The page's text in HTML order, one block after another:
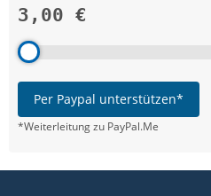
3,00 €
Per Paypal unterstützen*
*Weiterleitung zu PayPal.Me